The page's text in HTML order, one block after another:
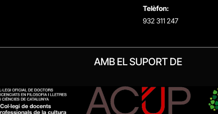
Telèfon:
932 311 247
AMB EL SUPORT DE